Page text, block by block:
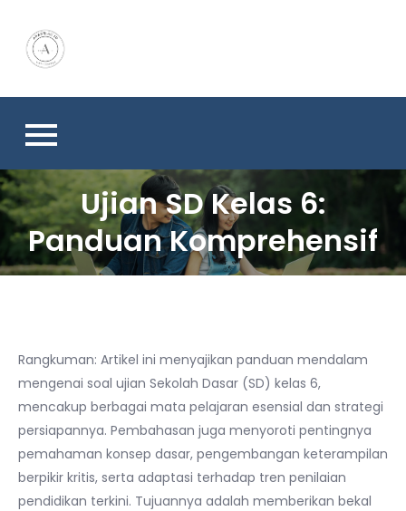
content
Ujian SD Kelas 6:
Panduan Komprehensif
Rangkuman: Artikel ini menyajikan panduan mendalam
mengenai soal ujian Sekolah Dasar (SD) kelas 6,
mencakup berbagai mata pelajaran esensial dan strategi
persiapannya. Pembahasan juga menyoroti pentingnya
pemahaman konsep dasar, pengembangan keterampilan
berpikir kritis, serta adaptasi terhadap tren penilaian
pendidikan terkini. Tujuannya adalah memberikan bekal